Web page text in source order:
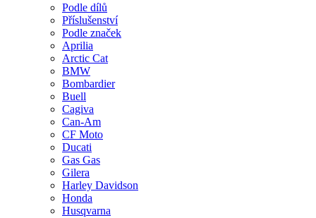
Podle dílů
Příslušenství
Podle značek
Aprilia
Arctic Cat
BMW
Bombardier
Buell
Cagiva
Can-Am
CF Moto
Ducati
Gas Gas
Gilera
Harley Davidson
Honda
Husqvarna